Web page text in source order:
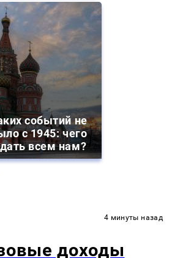
событий не
с 1945: чего
всем нам?
4 минуты назад
доходы